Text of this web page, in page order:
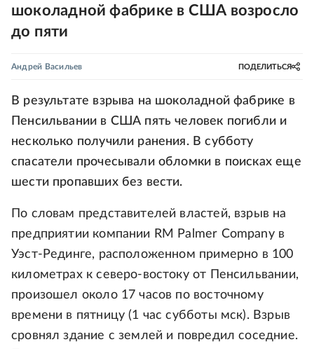
шоколадной фабрике в США возросло
до пяти
Андрей Васильев ПОДЕЛИТЬСЯ
В результате взрыва на шоколадной фабрике в
Пенсильвании в США пять человек погибли и
несколько получили ранения. В субботу
спасатели прочесывали обломки в поисках еще
шести пропавших без вести.
По словам представителей властей, взрыв на
предприятии компании RM Palmer Company в
Уэст-Рединге, расположенном примерно в 100
километрах к северо-востоку от Пенсильвании,
произошел около 17 часов по восточному
времени в пятницу (1 час субботы мск). Взрыв
сровнял здание с землей и повредил соседние.